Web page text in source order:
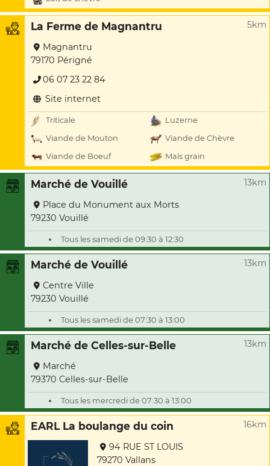
La Ferme de Magnantru 5km
Magnantru
79170 Périgné
06 07 23 22 84
Site internet
Triticale
Luzerne
Viande de Mouton
Viande de Chèvre
Viande de Boeuf
Maïs grain
Marché de Vouillé 13km
Place du Monument aux Morts
79230 Vouillé
Tous les samedi de 09:30 à 12:30
Marché de Vouillé 13km
Centre Ville
79230 Vouillé
Tous les samedi de 07:30 à 13:00
Marché de Celles-sur-Belle 13km
Marché
79370 Celles-sur-Belle
Tous les mercredi de 07:30 à 13:00
EARL La boulange du coin 16km
94 RUE ST LOUIS
79270 Vallans